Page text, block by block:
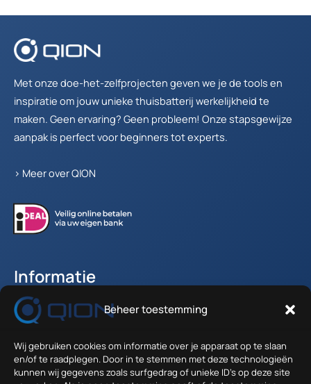
Beheer toestemming
Wij gebruiken cookies om informatie over je apparaat op te slaan
en/of te raadplegen. Door in te stemmen met deze technologieën
kunnen wij gegevens zoals surfgedrag of unieke ID's op deze site
Met onze doe-het-zelfprojecten geven we je de tools en
inspiratie om jouw unieke thuisbatterij werkelijkheid te
maken. Geen ervaring? Geen probleem! Onze stapsgewijze
aanpak is perfect voor beginners tot experts.
> Meer over QION
Informatie
Accountgegevens
Verzenden en Retour
Algemene voorwaarden